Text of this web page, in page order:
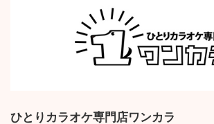
ひとりカラオケ専門店ワンカラ